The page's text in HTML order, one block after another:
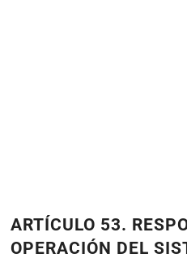
ARTÍCULO 53.
OPERACIÓN DEL